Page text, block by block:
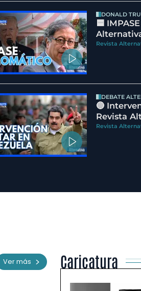
DONALD
🟦
Revista
DEBATE
🔵
Revista
Revista
Ver más Caricatura